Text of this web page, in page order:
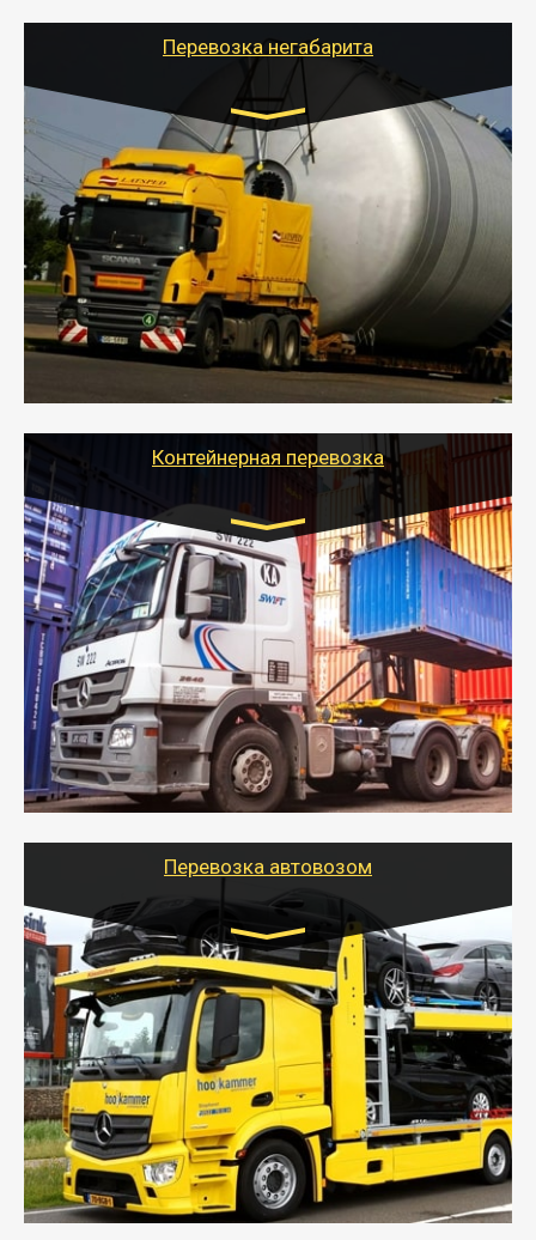
Перевозка негабарита
Цена за км. Рассчитывается
индивидуально
- Перевозка техники и негабаритных грузов
осуществляется после получения разрешения на
перевозку (обычно 7-14 дней).
- Тайгер Логистик в короткие сроки поможет вам
качественно и безопасно перевезти негабаритные
грузы по всей России тралом, манипулятором и
другим транспортом и подобрать оптимальный
Контейнерная перевозка
Цена за км. Рассчитывается
индивидуально
- Контейнерные грузоперевозки на специальном
оборудованном транспорте быстро, качественно и
безопасно.
- Наша транспортная компания поможет
организовать доставку в порт и из порта
стандартных контейнеров на контейнеровозе,
шаландах и площадках (открытых кузовах),
используя надежные крепления.
Перевозка автовозом
Цена за км. Рассчитывается
индивидуально
- Перевозка автовозом от Тайгер Логистик – это
быстрый и безопасный способ доставить несколько
легковых автомобилей за одну поездку в другой
город.
- Наша транспортная компания организует доставку
машин автовозом, подобрав оптимальный маршрут с
учетом всех особенности по пути следования.